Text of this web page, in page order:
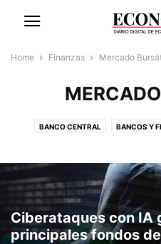
Home Finanzas Mercado
BANCO CENTRAL BANCOS Y
Ciberataques con IA
principales fondos